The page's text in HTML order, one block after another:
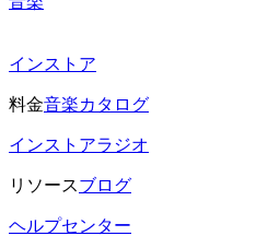
インストア
料金音楽カタログ
インストアラジオ
リソースブログ
ヘルプセンター